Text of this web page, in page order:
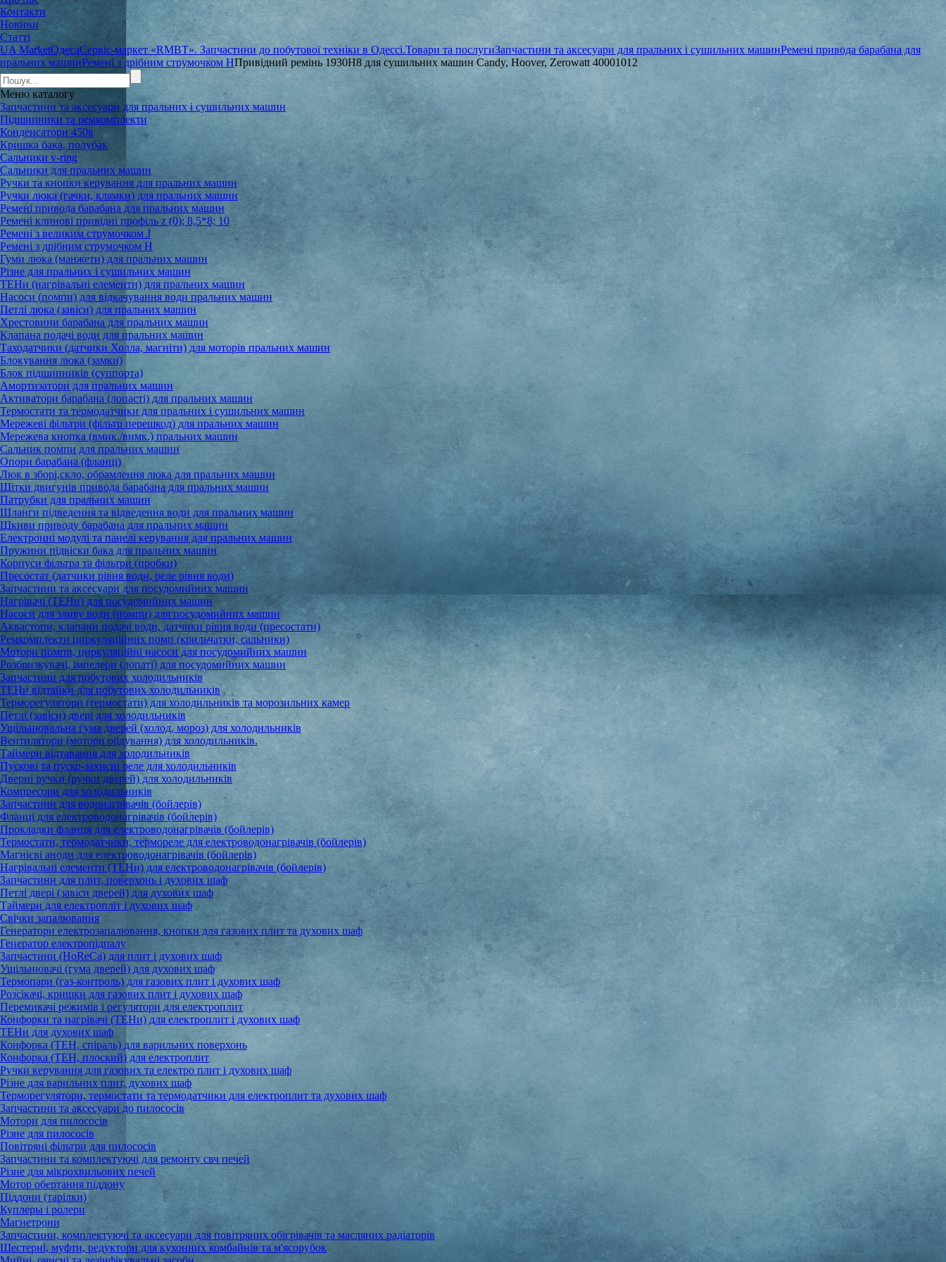
Контакти
Новини
Статті
UA MarketОдесаСервіс-маркет «RMBT». Запчастини до побутової техніки в Одессі.Товари та послугиЗапчастини та аксесуари для пральних і сушильних машинРемені привода барабана для
пральних машинРемені з дрібним струмочком НПривідний ремінь 1930H8 для сушильних машин Candy, Hoover, Zerowatt 40001012
Меню каталогу
Запчастини та аксесуари для пральних і сушильних машин
Підшипники та ремкомплекти
Конденсатори 450в
Кришка бака, полубак
Сальники v-ring
Сальники для пральних машин
Ручки та кнопки керування для пральних машин
Ручки люка (гачки, клямки) для пральних машин
Ремені привода барабана для пральних машин
Ремені клинові привідні профіль z (0); 8,5*8; 10
Ремені з великим струмочком J
Ремені з дрібним струмочком Н
Гуми люка (манжети) для пральних машин
Різне для пральних і сушильних машин
ТЕНи (нагрівальні елементи) для пральних машин
Насоси (помпи) для відкачування води пральних машин
Петлі люка (завіси) для пральних машин
Хрестовини барабана для пральних машин
Клапана подачі води для пральних машин
Таходатчики (датчики Холла, магніти) для моторів пральних машин
Блокування люка (замки)
Блок підшипників (суппорта)
Амортизатори для пральних машин
Активатори барабана (лопасті) для пральних машин
Термостати та термодатчики для пральних і сушильних машин
Мережеві фільтри (фільтр перешкод) для пральних машин
Мережева кнопка (вмик./вимк.) пральних машин
Сальник помпи для пральних машин
Опори барабана (фланці)
Люк в зборі,скло, обрамлення люка для пральних машин
Щітки двигунів привода барабана для пральних машин
Патрубки для пральних машин
Шланги підведення та відведення води для пральних машин
Шкиви приводу барабана для пральних машин
Електронні модулі та панелі керування для пральних машин
Пружини підвіски бака для пральних машин
Корпуси фільтра та фільтри (пробки)
Пресостат (датчики рівня води, реле рівня води)
Запчастини та аксесуари для посудомийних машин
Нагрівачі (ТЕНи) для посудомийних машин
Насоси для зливу води (помпи) для посудомийних машин
Аквастопи, клапани подачі води, датчики рівня води (пресостати)
Ремкомплекти циркуляційних помп (крильчатки, сальники)
Мотори помпи, циркуляційні насоси для посудомийних машин
Розбризкувачі, імпелери (лопаті) для посудомийних машин
Запчастини для побутових холодильників
ТЕНи відтайки для побутових холодильників
Терморегулятори (термостати) для холодильників та морозильних камер
Петлі (завіси) двері для холодильників
Ущільнювальна гума дверей (холод, мороз) для холодильників
Вентилятори (мотори обдування) для холодильників.
Таймери відтавання для холодильників
Пускові та пуско-захисні реле для холодильників
Дверні ручки (ручки дверей) для холодильників
Компресори для холодильників
Запчастини для водонагрівачів (бойлерів)
Фланці для електроводонагрівачів (бойлерів)
Прокладки фланця для електроводонагрівачів (бойлерів)
Термостати, термодатчики, термореле для електроводонагрівачів (бойлерів)
Магнієві аноди для електроводонагрівачів (бойлерів)
Нагрівальні елементи (ТЕНи) для електроводонагрівачів (бойлерів)
Запчастини для плит, поверхонь і духових шаф
Петлі двері (завіси дверей) для духових шаф
Таймери для електропліт і духових шаф
Свічки запалювання
Генератори електрозапалювання, кнопки для газових плит та духових шаф
Генератор електропідпалу
Запчастини (HoReCa) для плит і духових шаф
Ущільнювачі (гума дверей) для духових шаф
Термопари (газ-контроль) для газових плит і духових шаф
Розсікачі, кришки для газових плит і духових шаф
Перемикачі режимів і регулятори для електроплит
Конфорки та нагрівачі (ТЕНи) для електроплит і духових шаф
ТЕНи для духових шаф
Конфорка (ТЕН, спіраль) для варильних поверхонь
Конфорка (ТЕН, плоский) для електроплит
Ручки керування для газових та електро плит і духових шаф
Різне для варильних плит, духових шаф
Терморегулятори, термостати та термодатчики для електроплит та духових шаф
Запчастини та аксесуари до пилососів
Мотори для пилососів
Різне для пилососів
Повітряні фільтри для пилососів
Запчастини та комплектуючі для ремонту свч печей
Різне для мікрохвильових печей
Мотор обертання піддону
Піддони (тарілки)
Куплеры і ролери
Магнетрони
Запчастини, комплектуючі та аксесуари для повітряних обігрівачів та масляних радіаторів
Шестерні, муфти, редуктори для кухонних комбайнів та м'ясорубок